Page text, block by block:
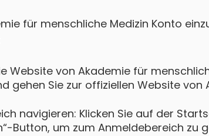
für menschliche Medizin Konto
Website von Akademie für
gehen Sie zur offiziellen Website von
navigieren: Klicken Sie auf der
Button, um zum Anmeldebereich zu